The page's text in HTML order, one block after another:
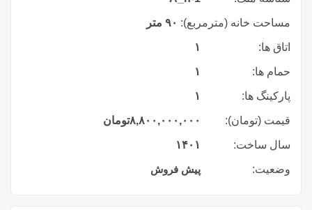
مساحت خانه (مترمربع): ۹۰ متر
اتاق ها: ۱
حمام ها: ۱
پارکینگ ها: ۱
قیمت (تومان): ۸,۸۰۰,۰۰۰,۰۰۰تومان
سال ساخت: ۱۴۰۱
وضعیت: پیش فروش